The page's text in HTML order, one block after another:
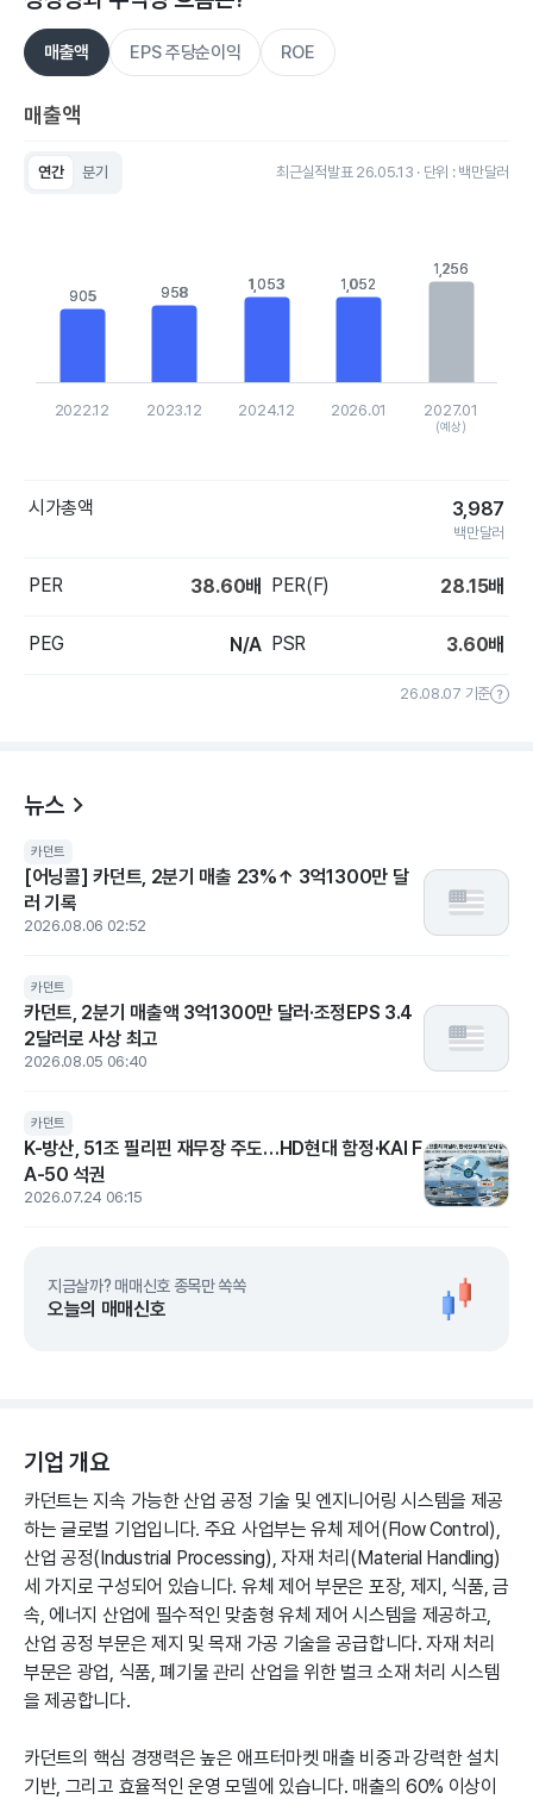
매출액 EPS 주당순이익 ROE
매출액
연간 분기 최근실적발표 26.05.13 · 단위 : 백만달러
The chart has 1 Y axis displaying values. Data ranges from
905
905 958
958 1,053
1,053 1,052
1,052
1,256
1,256
2022.12 2023.12 2024.12 2026.01 2027.01
(예상)
시가총액 3,987
백만달러
PER 38.60배 PER(F) 28.15배
PEG N/A PSR 3.60배
26.08.07 기준
뉴스
카던트
[어닝콜] 카던트, 2분기 매출 23%↑ 3억1300만 달
러 기록
2026.08.06 02:52
카던트
카던트, 2분기 매출액 3억1300만 달러·조정EPS 3.4
2달러로 사상 최고
2026.08.05 06:40
카던트
K-방산, 51조 필리핀 재무장 주도…HD현대 함정·KAI F
A-50 석권
2026.07.24 06:15
지금살까? 매매신호 종목만 쏙쏙
오늘의 매매신호
기업 개요
카던트는 지속 가능한 산업 공정 기술 및 엔지니어링 시스템을 제공
하는 글로벌 기업입니다. 주요 사업부는 유체 제어(Flow Control),
산업 공정(Industrial Processing), 자재 처리(Material Handling)
세 가지로 구성되어 있습니다. 유체 제어 부문은 포장, 제지, 식품, 금
속, 에너지 산업에 필수적인 맞춤형 유체 제어 시스템을 제공하고,
산업 공정 부문은 제지 및 목재 가공 기술을 공급합니다. 자재 처리
부문은 광업, 식품, 폐기물 관리 산업을 위한 벌크 소재 처리 시스템
을 제공합니다.
카던트의 핵심 경쟁력은 높은 애프터마켓 매출 비중과 강력한 설치
기반, 그리고 효율적인 운영 모델에 있습니다. 매출의 60% 이상이